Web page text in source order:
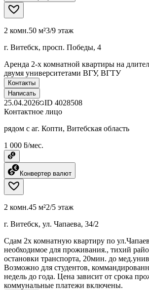
2 комн.50 м²3/9 этаж
г. Витебск, просп. Победы, 4
Аренда 2-х комнатной квартиры на
двумя университетами ВГУ, ВГТУ
Контакты
Написать
25.04.2026 ID 4028508
Контактное лицо
рядом с аг. Копти, Витебская область
1 000 ƃ/мес.
Конвертер валют
2 комн.45 м²2/5 этаж
г. Витебск, ул. Чапаева, 34/2
Сдам 2х комнатную квартиру по
необходимое для проживания., тихий
остановки транспорта, 20мин. до
Возможно для студентов,
недель до года. Цена зависит от срока
коммунальные платежи включены.